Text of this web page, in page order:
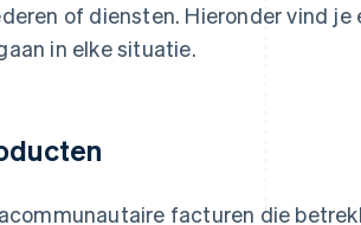
of diensten. Hieronder vind
in elke situatie.
facturen die